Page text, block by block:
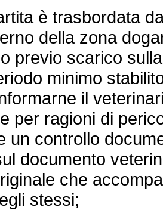
è trasbordata
della zona
previo scarico
minimo
il
per ragioni di
un controllo
documento
che
stessi;